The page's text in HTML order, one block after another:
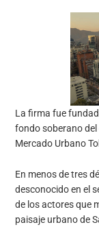
La firma fue
fondo soberano
Mercado Urbano
En menos de tres
desconocido en el
de los actores que
paisaje urbano de